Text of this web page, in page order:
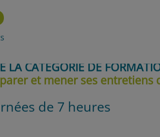
LA CATEGORIE DE
et mener ses entretiens
de 7 heures